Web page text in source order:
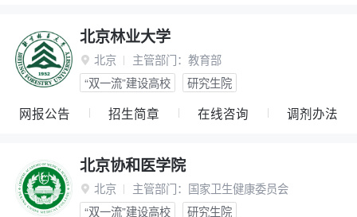
北京林业大学
 北京 主管部门： 教育部
“双一流”建设高校
研究生院
网报公告 招生简章 在线咨询 调剂办法
北京协和医学院
 北京 主管部门： 国家卫生健康委员会
“双一流”建设高校
研究生院